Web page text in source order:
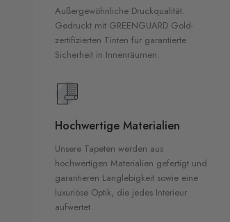
Außergewöhnliche Druckqualität.
Gedruckt mit GREENGUARD Gold-
zertifizierten Tinten für garantierte
Sicherheit in Innenräumen.
Hochwertige Materialien
Unsere Tapeten werden aus
hochwertigen Materialien gefertigt und
garantieren Langlebigkeit sowie eine
luxuriöse Optik, die jedes Interieur
aufwertet.